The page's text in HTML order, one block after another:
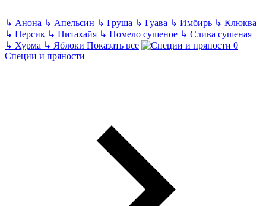
↳ Анона ↳ Апельсин ↳ Груша ↳ Гуава ↳ Имбирь ↳ Клюква
↳ Персик ↳ Питахайя ↳ Помело сушеное ↳ Слива сушеная
↳ Хурма ↳ Яблоки Показать все
Специи и пряности